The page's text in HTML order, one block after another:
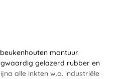
montuur.
gelazerd rubber en
alle inkten w.o. industriële